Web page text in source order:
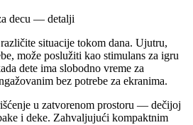
situacije tokom dana. Ujutru,
može poslužiti kao stimulans za igru
dete ima slobodno vreme za
bez potrebe za ekranima.
u zatvorenom prostoru — dečijoj
i deke. Zahvaljujući kompaktnim